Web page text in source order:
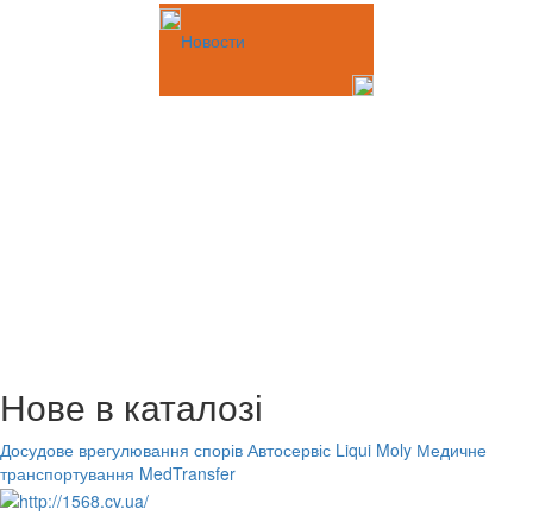
Новости
Нове в каталозі
Досудове врегулювання спорів Автосервіс Liqui Moly Медичне
транспортування MedTransfer